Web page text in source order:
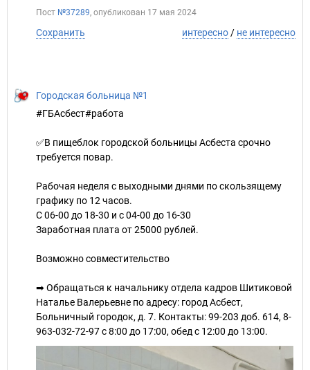
Пост №37289, опубликован 17 мая 2024
Сохранить интересно / не интересно
Городская больница №1
#ГБАсбест#работа
✅В пищеблок городской больницы Асбеста срочно
требуется повар.
Рабочая неделя с выходными днями по скользящему
графику по 12 часов.
С 06-00 до 18-30 и с 04-00 до 16-30
Заработная плата от 25000 рублей.
Возможно совместительство
➡ Обращаться к начальнику отдела кадров Шитиковой
Наталье Валерьевне по адресу: город Асбест,
Больничный городок, д. 7. Контакты: 99-203 доб. 614, 8-
963-032-72-97 с 8:00 до 17:00, обед с 12:00 до 13:00.